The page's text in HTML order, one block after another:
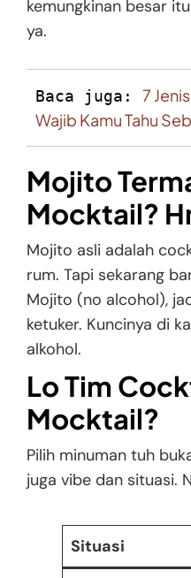
kemungkinan besar
ya.
Baca juga: 7
Wajib Kamu Tahu
Mojito
Mocktail?
Mojito asli adalah
rum. Tapi sekarang
Mojito (no alcohol),
ketuker. Kuncinya di
alkohol.
Lo Tim
Mocktail?
Pilih minuman tuh
juga vibe dan situasi.
Situasi